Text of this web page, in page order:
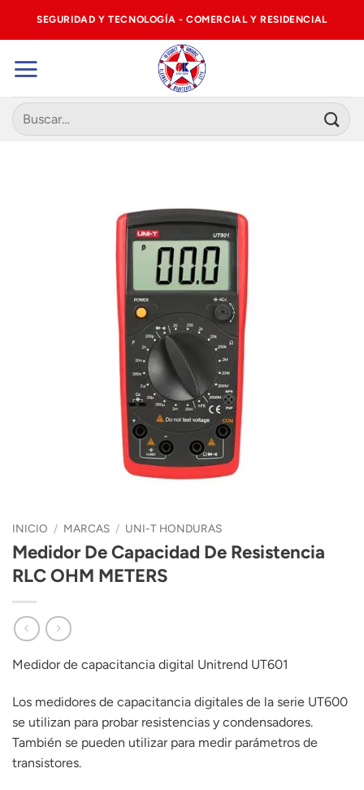
SEGURIDAD Y TECNOLOGÍA - COMERCIAL Y RESIDENCIAL
Buscar
por:
INICIO / MARCAS / UNI-T HONDURAS
Medidor De Capacidad De Resistencia
RLC OHM METERS
Medidor de capacitancia digital Unitrend UT601
Los medidores de capacitancia digitales de la serie UT600
se utilizan para probar resistencias y condensadores.
También se pueden utilizar para medir parámetros de
transistores.